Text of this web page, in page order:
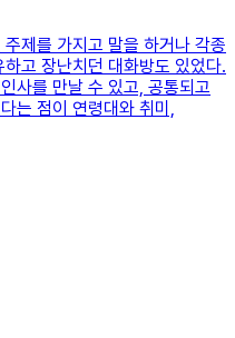
제를 가지고 말을 하거나 각종
고 장난치던 대화방도 있었다.
사를 만날 수 있고, 공통되고
는 점이 연령대와 취미,